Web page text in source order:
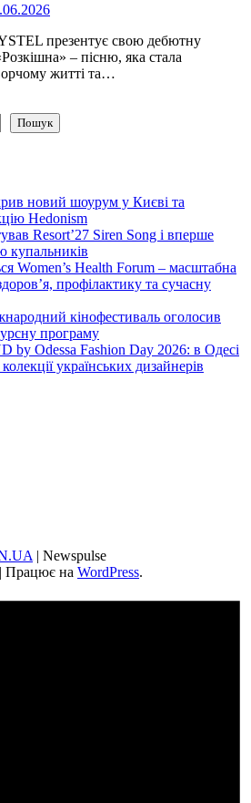
презентує свою дебютну
– пісню, яка стала
житті та…
Пошук
новий шоурум у Києві та
Hedonism
Resort’27 Siren Song і вперше
купальників
Women’s Health Forum – масштабна
профілактику та сучасну
кінофестиваль оголосив
програму
by Odessa Fashion Day 2026: в Одесі
українських дизайнерів
| Newspulse
Працює на WordPress.